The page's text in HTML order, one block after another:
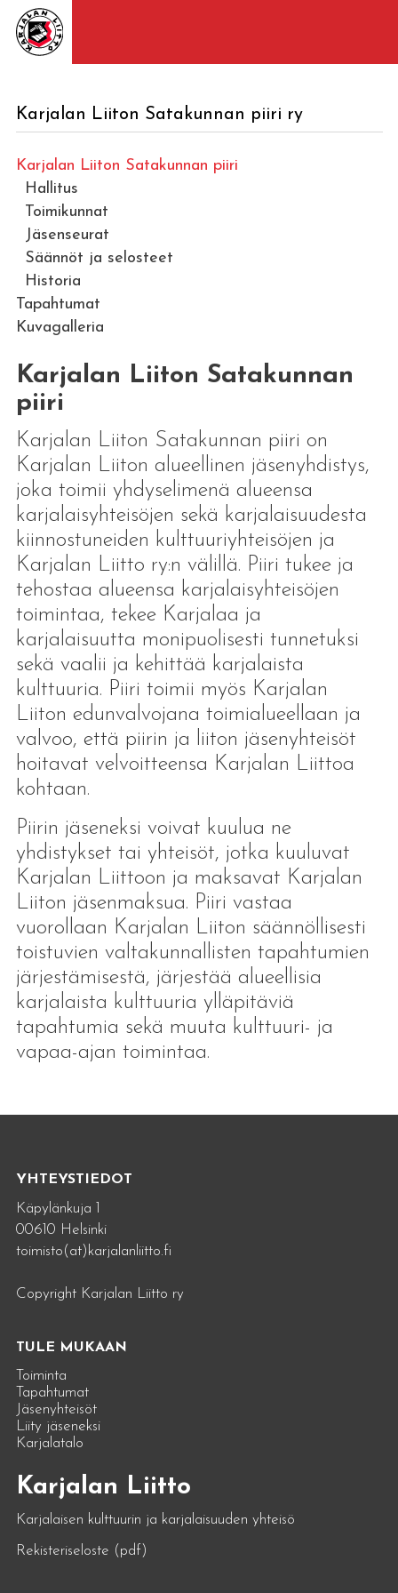
Karjalan Liiton Satakunnan piiri ry
Karjalan Liiton Satakunnan piiri
Hallitus
Toimikunnat
Jäsenseurat
Säännöt ja selosteet
Historia
Tapahtumat
Kuvagalleria
Karjalan Liiton Satakunnan
piiri
Karjalan Liiton Satakunnan piiri on
Karjalan Liiton alueellinen jäsenyhdistys,
joka toimii yhdyselimenä alueensa
karjalaisyhteisöjen sekä karjalaisuudesta
kiinnostuneiden kulttuuriyhteisöjen ja
Karjalan Liitto ry:n välillä. Piiri tukee ja
tehostaa alueensa karjalaisyhteisöjen
toimintaa, tekee Karjalaa ja
karjalaisuutta monipuolisesti tunnetuksi
sekä vaalii ja kehittää karjalaista
kulttuuria. Piiri toimii myös Karjalan
Liiton edunvalvojana toimialueellaan ja
valvoo, että piirin ja liiton jäsenyhteisöt
hoitavat velvoitteensa Karjalan Liittoa
kohtaan.
Piirin jäseneksi voivat kuulua ne
yhdistykset tai yhteisöt, jotka kuuluvat
Karjalan Liittoon ja maksavat Karjalan
Liiton jäsenmaksua. Piiri vastaa
vuorollaan Karjalan Liiton säännöllisesti
toistuvien valtakunnallisten tapahtumien
järjestämisestä, järjestää alueellisia
karjalaista kulttuuria ylläpitäviä
tapahtumia sekä muuta kulttuuri- ja
vapaa-ajan toimintaa.
YHTEYSTIEDOT
Käpylänkuja 1
00610 Helsinki
toimisto(at)karjalanliitto.fi
Copyright Karjalan Liitto ry
TULE MUKAAN
Toiminta
Tapahtumat
Jäsenyhteisöt
Liity jäseneksi
Karjalatalo
Karjalan Liitto
Karjalaisen kulttuurin ja karjalaisuuden yhteisö
Rekisteriseloste (pdf)